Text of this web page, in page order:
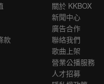
款
關於 KKBOX
新聞中心
廣告合作
聯絡我們
歌曲上架
營業公播服務
人才招募